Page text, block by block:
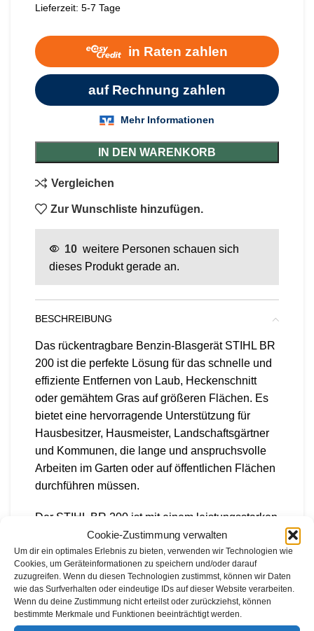
Cookie-Zustimmung verwalten
Um dir ein optimales Erlebnis zu bieten, verwenden wir Technologien wie
Cookies, um Geräteinformationen zu speichern und/oder darauf
zuzugreifen. Wenn du diesen Technologien zustimmst, können wir Daten
wie das Surfverhalten oder eindeutige IDs auf dieser Website verarbeiten.
Wenn du deine Zustimmung nicht erteilst oder zurückziehst, können
bestimmte Merkmale und Funktionen beeinträchtigt werden.
Lieferzeit: 5-7 Tage
IN DEN WARENKORB
Vergleichen
Zur Wunschliste hinzufügen.
10 weitere Personen schauen sich
dieses Produkt gerade an.
BESCHREIBUNG
Das rückentragbare Benzin-Blasgerät STIHL BR
200 ist die perfekte Lösung für das schnelle und
effiziente Entfernen von Laub, Heckenschnitt
oder gemähtem Gras auf größeren Flächen. Es
bietet eine hervorragende Unterstützung für
Hausbesitzer, Hausmeister, Landschaftsgärtner
und Kommunen, die lange und anspruchsvolle
Arbeiten im Garten oder auf öffentlichen Flächen
durchführen müssen.
Der STIHL BR 200 ist mit einem leistungsstarken
2-MIX-Motor ausgestattet, der für die nötige
Blasleistung sorgt. Dank des Einhand-
Multifunktionsgriffs sind alle Bedienelemente des
rückentragbaren Blasgeräts bequem erreichbar
und einfach zu bedienen. Der feststellbare
Gashebel mit Stopptaster ermöglicht ein